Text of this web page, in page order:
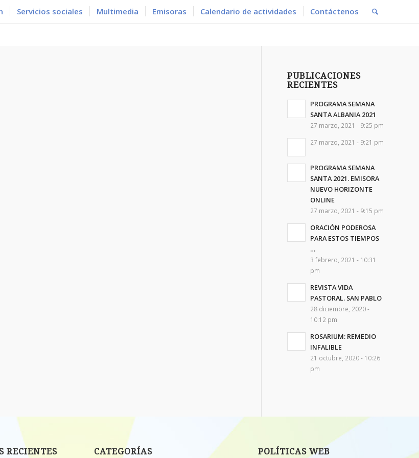
Servicios sociales Multimedia Emisoras Calendario de actividades Contáctenos
PUBLICACIONES
RECIENTES
PROGRAMA SEMANA
SANTA ALBANIA 2021
27 marzo, 2021 - 9:25 pm
27 marzo, 2021 - 9:21 pm
PROGRAMA SEMANA
SANTA 2021. EMISORA
NUEVO HORIZONTE
ONLINE
27 marzo, 2021 - 9:15 pm
ORACIÓN PODEROSA
PARA ESTOS TIEMPOS
…
3 febrero, 2021 - 10:31
pm
REVISTA VIDA
PASTORAL. SAN PABLO
28 diciembre, 2020 -
10:12 pm
ROSARIUM: REMEDIO
INFALIBLE
21 octubre, 2020 - 10:26
pm
RECIENTES CATEGORÍAS POLÍTICAS WEB